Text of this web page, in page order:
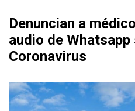
Denuncian a
audio de Whatsapp
Coronavirus